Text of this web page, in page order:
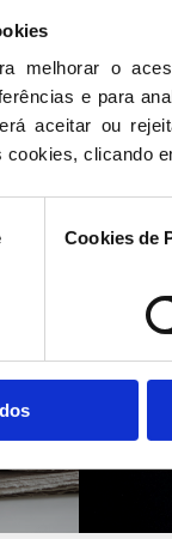
melhorar o
e para
aceitar ou
clicando
Cookies de